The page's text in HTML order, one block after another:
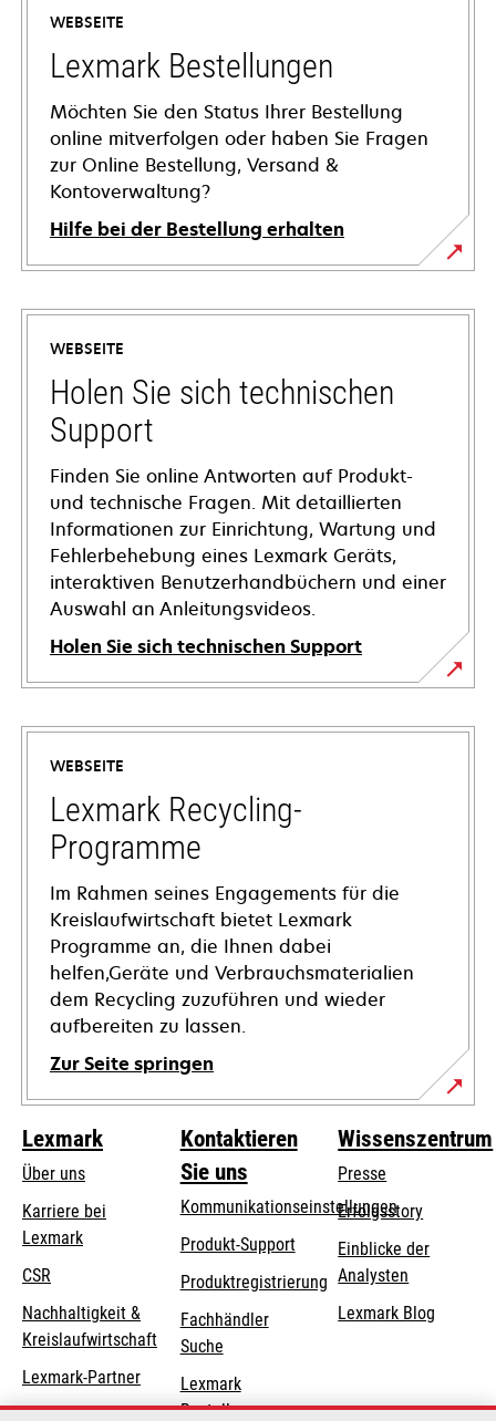
WEBSEITE
Lexmark Bestellungen
Möchten Sie den Status Ihrer Bestellung
online mitverfolgen oder haben Sie Fragen
zur Online Bestellung, Versand &
Kontoverwaltung?
Hilfe bei der Bestellung erhalten
WEBSEITE
Holen Sie sich technischen
Support
Finden Sie online Antworten auf Produkt-
und technische Fragen. Mit detaillierten
Informationen zur Einrichtung, Wartung und
Fehlerbehebung eines Lexmark Geräts,
interaktiven Benutzerhandbüchern und einer
Auswahl an Anleitungsvideos.
Holen Sie sich technischen Support
wird
in
neuen
Registerkarte
geöffnet
WEBSEITE
Lexmark Recycling-
Programme
Im Rahmen seines Engagements für die
Kreislaufwirtschaft bietet Lexmark
Programme an, die Ihnen dabei
helfen,Geräte und Verbrauchsmaterialien
dem Recycling zuzuführen und wieder
aufbereiten zu lassen.
Zur Seite springen
Lexmark
Über uns
Karriere bei
Lexmark
CSR
Nachhaltigkeit &
Kreislaufwirtschaft
Lexmark-Partner
Kontaktieren
Sie uns
Kommunikationseinstellungen
wird
in
einer
neuen
Registerkarte
geöffnet
Produkt-Supportwird
einer
neuen
Produktregistrierung
Fachhändler
Suche
Lexmark
Bestellungen
Wissenszentrum
Presse
Erfolgsstory
Einblicke der
Analysten
Lexmark Blog